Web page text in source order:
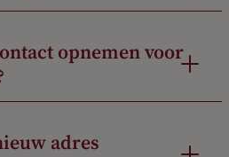
opnemen voor
adres